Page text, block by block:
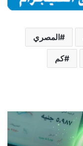
المصري
كم